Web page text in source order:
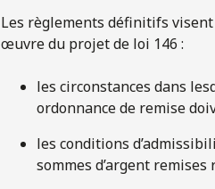
Les règlements définitifs
œuvre du projet de loi 146 :
les circonstances dans
ordonnance de remise
les conditions
sommes d’argent remises